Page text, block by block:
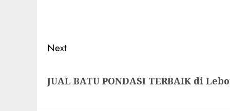
Next
post:
JUAL BATU PONDASI TERBAIK di